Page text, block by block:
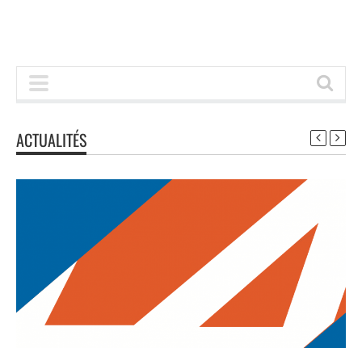
ACTUALITÉS